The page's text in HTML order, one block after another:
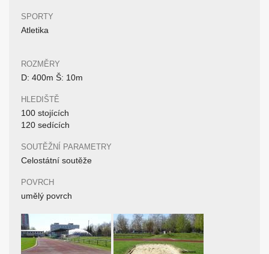
SPORTY
Atletika
ROZMĚRY
D: 400m Š: 10m
HLEDIŠTĚ
100 stojících
120 sedících
SOUTĚŽNÍ PARAMETRY
Celostátní soutěže
POVRCH
umělý povrch